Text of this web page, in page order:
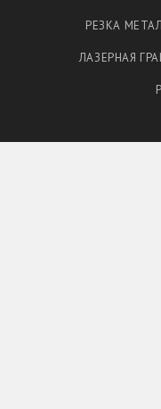
РЕЗКА
ЛАЗЕРНАЯ